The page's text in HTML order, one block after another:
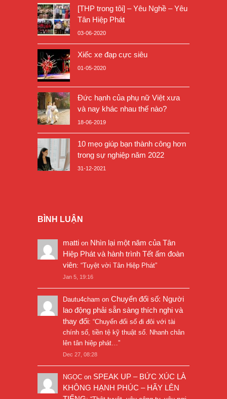
[THP trong tôi] – Yêu Nghề – Yêu
Tân Hiệp Phát
03-06-2020
Xiếc xe đạp cực siêu
01-05-2020
Đức hạnh của phụ nữ Việt xưa
và nay khác nhau thế nào?
18-06-2019
10 mẹo giúp bạn thành công hơn
trong sự nghiệp năm 2022
31-12-2021
BÌNH LUẬN
matti on Nhìn lại một năm của Tân
Hiệp Phát và hành trình Tết ấm đoàn
viên: “Tuyệt vời Tân Hiệp Phát”
Jan 5, 19:16
Dautu4cham on Chuyển đổi số: Người
lao động phải sẵn sàng thích nghi và
thay đổi: “Chuyển đổi số đi đôi với tài
chính số, tiền tệ kỹ thuật số. Nhanh chân
lên tân hiệp phát… ”
Dec 27, 08:28
NGỌC on SPEAK UP – BỨC XÚC LÀ
KHÔNG HẠNH PHÚC – HÃY LÊN